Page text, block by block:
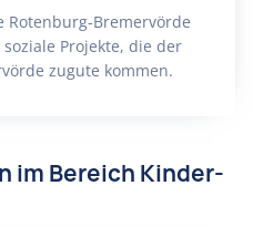
Rotenburg-Bremervörde
Projekte, die der
zugute kommen.
im Bereich Kinder-